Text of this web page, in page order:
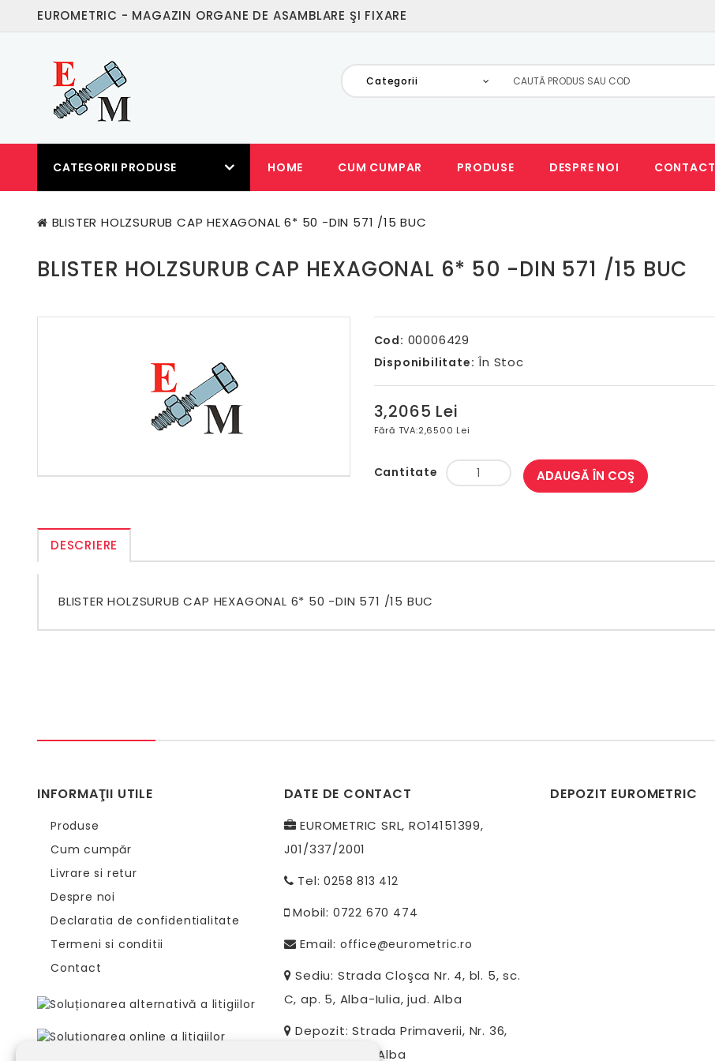
EUROMETRIC - MAGAZIN ORGANE DE ASAMBLARE ŞI FIXARE
Categorii
CATEGORII PRODUSE HOME CUM CUMPAR PRODUSE DESPRE NOI CONTACT
BLISTER HOLZSURUB CAP HEXAGONAL 6* 50 -DIN 571 /15 BUC
BLISTER HOLZSURUB CAP HEXAGONAL 6* 50 -DIN 571 /15 BUC
Cod: 00006429
Disponibilitate: În Stoc
3,2065 Lei
Fără TVA:2,6500 Lei
Cantitate ADAUGĂ ÎN COŞ
DESCRIERE
BLISTER HOLZSURUB CAP HEXAGONAL 6* 50 -DIN 571 /15 BUC
INFORMAŢII UTILE
Produse
Cum cumpăr
Livrare si retur
Despre noi
Declaratia de confidentialitate
Termeni si conditii
Contact
DATE DE CONTACT
EUROMETRIC SRL, RO14151399,
J01/337/2001
Tel:0258 813 412
Mobil: 0722 670 474
Email: office@eurometric.ro
Sediu: Strada Cloşca Nr. 4, bl. 5, sc.
C, ap. 5, Alba-Iulia, jud. Alba
Depozit: Strada Primaverii, Nr. 36,
Alba-Iulia, jud. Alba
DEPOZIT EUROMETRIC